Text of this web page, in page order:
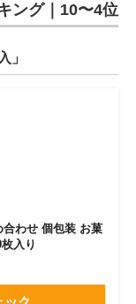
ング｜10〜4位
」
わせ 個包装 お菓
入り